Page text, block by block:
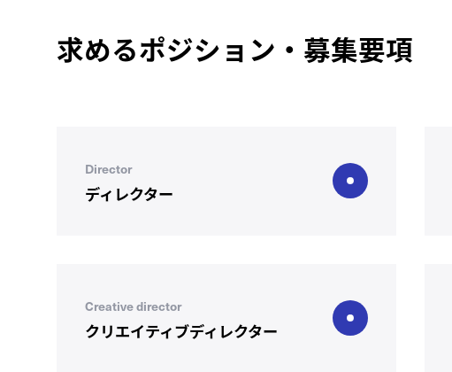
求めるポジション・募集要項
Director
ディレクター
Creative director
クリエイティブディレクター